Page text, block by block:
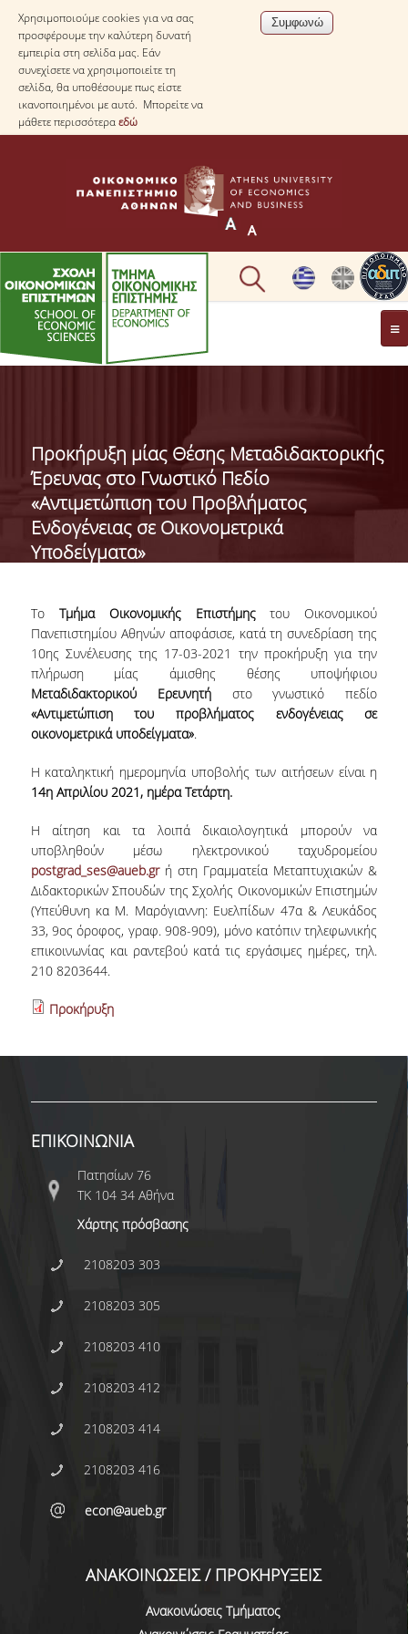
Χρησιμοποιούμε cookies για να σας
προσφέρουμε την καλύτερη δυνατή
εμπειρία στη σελίδα μας. Εάν
συνεχίσετε να χρησιμοποιείτε τη
σελίδα, θα υποθέσουμε πως είστε
ικανοποιημένοι με αυτό. Μπορείτε να
μάθετε περισσότεραεδώ
ΤΟ TΜΗΜΑ
ΔΙΟΙΚΗΣΗ ΤΟΥ ΤΜΗΜΑΤΟΣ
ΓΙΑ ΜΑΘΗΤΕΣ Γ' ΛΥΚΕΙΟΥ
ΑΝΘΡΩΠΙΝΟ ΔΥΝΑΜΙΚΟ
ΜΕΛΗ ΔΕΠ
ΕΠΙΤΙΜΟΙ ΔΙΔΑΚΤΟΡΕΣ
ΜΕΤΑΔΙΔΑΚΤΟΡΕΣ
ΕΙΔΙΚΟ ΠΡΟΣΩΠΙΚΟ
ΑΚΑΔΗΜΑΪΚΟΙ ΥΠΟΤΡΟΦΟΙ
ΕΝΤΕΤΑΛΜΕΝΟΙ ΔΙΔΑΣΚΟΝΤΕΣ
ΕΠΙΣΤΗΜΟΝΙΚΟΙ ΣΥΝΕΡΓΑΤΕΣ
Ε.Τ.Ε.Π
ΔΙΟΙΚΗΤΙΚΟ ΠΡΟΣΩΠΙΚΟ
ΑΛΛΑ ΤΜΗΜΑΤΑ
ΔΙΑΔΙΚΑΣΙΑ ΠΑΡΑΠΟΝΩΝ ΦΟΙΤΗΤΩΝ
ΒΕΒΑΙΩΣΗ ΓΝΩΣΗΣ ΠΛΗΡΟΦΟΡΙΚΗΣ ΚΑΙ
ΔΙΚΑΙΩΜΑ ΓΙΑ ΠΡΟΦΟΡΙΚΗ ΕΞΕΤΑΣΗ
ΠΡΟΓΡΑΜΜΑ ΣΠΟΥΔΩΝ ΣΤΙΣ ΕΠΙΣΤΗΜΕΣ
ΤΗΣ ΑΓΩΓΗΣ ΚΑΙ ΤΗΣ ΕΚΠΑΙΔΕΥΣΗΣ
Προκήρυξη μίας Θέσης Μεταδιδακτορικής
Έρευνας στο Γνωστικό Πεδίο
«Αντιμετώπιση του Προβλήματος
Ενδογένειας σε Οικονομετρικά
Υποδείγματα»
Το Τμήμα Οικονομικής Επιστήμης του
Οικονομικού
Πανεπιστημίου Αθηνών αποφάσισε, κατά τη συνεδρίαση της
10ης Συνέλευσης της 17-03-2021 την προκήρυξη για την
πλήρωση
μίας άμισθης θέσης
υποψήφιου
Μεταδιδακτορικού
Ερευνητή στο γνωστικό
πεδίο
«Αντιμετώπιση του προβλήματος ενδογένειας
σε
οικονομετρικά υποδείγματα».
Η καταληκτική ημερομηνία υποβολής των αιτήσεων είναι η
14η Απριλίου 2021, ημέρα Τετάρτη.
Η αίτηση και τα λοιπά δικαιολογητικά μπορούν να
υποβληθούν μέσω ηλεκτρονικού ταχυδρομείου
postgrad_ses@aueb.grή στη Γραμματεία Μεταπτυχιακών &
Διδακτορικών Σπουδών της Σχολής Οικονομικών Επιστημών
(Υπεύθυνη κα Μ. Μαρόγιαννη: Ευελπίδων 47α & Λευκάδος
33, 9ος όροφος, γραφ. 908-909), μόνο κατόπιν τηλεφωνικής
επικοινωνίας και ραντεβού κατά τις εργάσιμες ημέρες, τηλ.
210 8203644.
Προκήρυξη
ΕΠΙΚΟΙΝΩΝΙΑ
Πατησίων 76
ΤΚ 104 34 Αθήνα
Χάρτης πρόσβασης
2108203 303
2108203 305
2108203 410
2108203 412
2108203 414
2108203 416
econ@aueb.gr
ΑΝΑΚΟΙΝΩΣΕΙΣ / ΠΡΟΚΗΡΥΞΕΙΣ
Ανακοινώσεις Τμήματος